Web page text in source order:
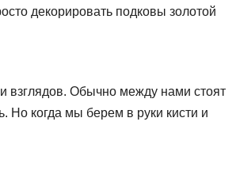
декорировать подковы золотой
взглядов. Обычно между нами стоят
когда мы берем в руки кисти и